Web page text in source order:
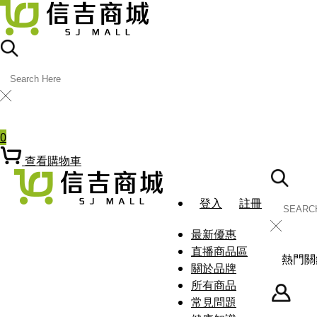
╳
0
查看購物車
登入
註冊
最新優惠
直播商品區
關於品牌
所有商品
常見問題
╳
熱門